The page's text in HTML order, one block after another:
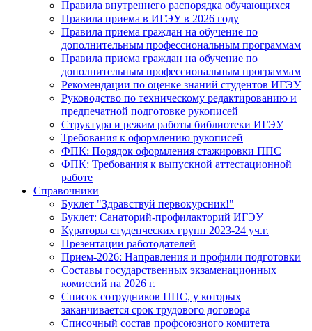
Правила внутреннего распорядка обучающихся
Правила приема в ИГЭУ в 2026 году
Правила приема граждан на обучение по
дополнительным профессиональным программам
Правила приема граждан на обучение по
дополнительным профессиональным программам
Рекомендации по оценке знаний студентов ИГЭУ
Руководство по техническому редактированию и
предпечатной подготовке рукописей
Структура и режим работы библиотеки ИГЭУ
Требования к оформлению рукописей
ФПК: Порядок оформления стажировки ППС
ФПК: Требования к выпускной аттестационной
работе
Справочники
Буклет "Здравствуй первокурсник!"
Буклет: Санаторий-профилакторий ИГЭУ
Кураторы студенческих групп 2023-24 уч.г.
Презентации работодателей
Прием-2026: Направления и профили подготовки
Составы государственных экзаменационных
комиссий на 2026 г.
Список сотрудников ППС, у которых
заканчивается срок трудового договора
Списочный состав профсоюзного комитета